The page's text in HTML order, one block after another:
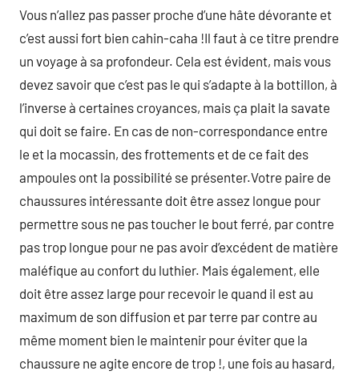
Vous n’allez pas passer proche d’une hâte dévorante et
c’est aussi fort bien cahin-caha !Il faut à ce titre prendre
un voyage à sa profondeur. Cela est évident, mais vous
devez savoir que c’est pas le qui s’adapte à la bottillon, à
l’inverse à certaines croyances, mais ça plait la savate
qui doit se faire. En cas de non-correspondance entre
le et la mocassin, des frottements et de ce fait des
ampoules ont la possibilité se présenter.Votre paire de
chaussures intéressante doit être assez longue pour
permettre sous ne pas toucher le bout ferré, par contre
pas trop longue pour ne pas avoir d’excédent de matière
maléfique au confort du luthier. Mais également, elle
doit être assez large pour recevoir le quand il est au
maximum de son diffusion et par terre par contre au
même moment bien le maintenir pour éviter que la
chaussure ne agite encore de trop !, une fois au hasard,